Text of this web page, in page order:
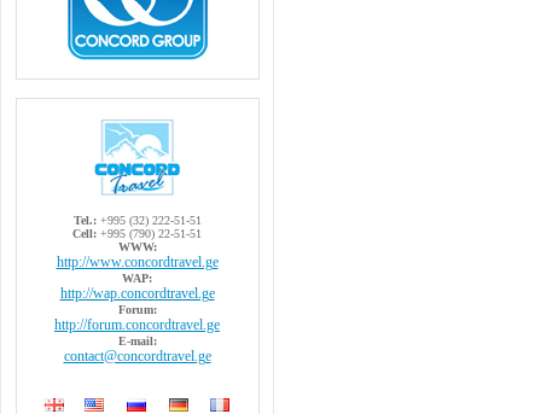
Tel.:+995 (32) 222-51-51
Cell: +995 (790) 22-51-51
WWW:
http://www.concordtravel.ge
WAP:
http://wap.concordtravel.ge
Forum:
http://forum.concordtravel.ge
E-mail:
contact@concordtravel.ge